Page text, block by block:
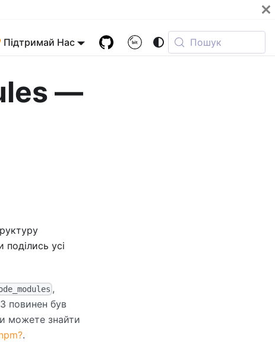
Підтримай Нас Пошук
—
усі
,
повинен був
можете знайти
.